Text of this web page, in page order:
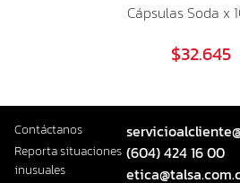
Cápsulas Soda x
$32.645
Contáctanos
Reporta situaciones
inusuales
(604) 424 16 00